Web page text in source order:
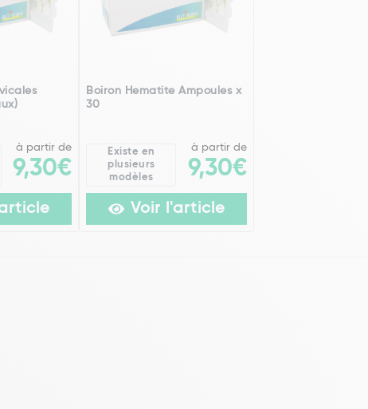
à partir de
9,30€
Boiron Hematite Ampoules x
30
Existe en
plusieurs
modèles
à partir de
9,30€
Voir l'article